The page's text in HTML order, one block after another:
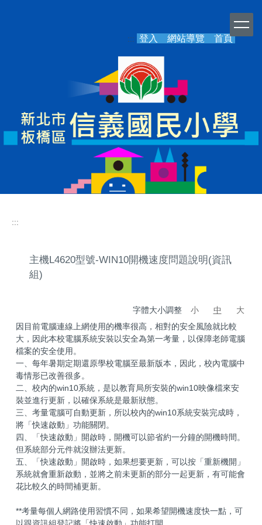
::: 登入 網站導覽 首頁
:::
主機L4620型號-WIN10開機速度問題說明(資訊
組)
字體大小調整 小 中
大
因目前電腦連線上網使用的機率很高，相對的安全風險就比較
大，因此本校電腦系統安裝以安全為第一考量，以保障老師電腦
檔案的安全使用。
一、每年暑期定期還原學校電腦至最新版本，因此，校內電腦中
毒情形已改善很多。
二、校內的win10系統，是以教育局所安裝的win10映像檔來安
裝並進行更新，以確保系統是最新狀態。
三、考量電腦可自動更新，所以校內的win10系統安裝完成時，
將「快速啟動」功能關閉。
四、「快速啟動」開啟時，開機可以節省約一分鐘的開機時間。
但系統部分元件就沒辦法更新。
五、「快速啟動」開啟時，如果想要更新，可以按「重新機開」
系統就會重新啟動，並將之前未更新的部分一起更新，有可能會
花比較久的時間補更新。
**考量每個人網路使用習慣不同，如果希望開機速度快一點，可